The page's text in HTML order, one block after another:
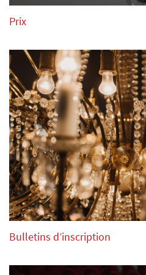
Prix
Bulletins d’inscription